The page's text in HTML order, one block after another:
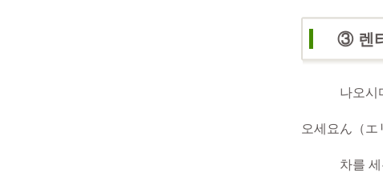
③ 렌
나오시마에
오세요 ん（エ
차를 세